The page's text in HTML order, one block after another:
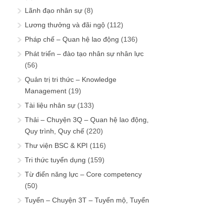
Lãnh đạo nhân sự (8)
Lương thưởng và đãi ngộ (112)
Pháp chế – Quan hệ lao động (136)
Phát triển – đào tạo nhân sự nhân lực
(56)
Quản trị tri thức – Knowledge
Management (19)
Tài liệu nhân sự (133)
Thải – Chuyện 3Q – Quan hệ lao động,
Quy trình, Quy chế (220)
Thư viện BSC & KPI (116)
Tri thức tuyển dụng (159)
Từ điển năng lực – Core competency
(50)
Tuyển – Chuyện 3T – Tuyển mộ, Tuyển